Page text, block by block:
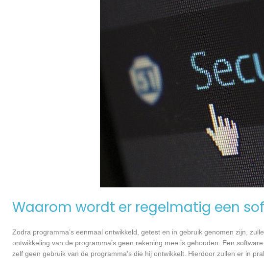
Waarom wordt er regelmatig een
Zodra programma’s eenmaal ontwikkeld, getest en in gebruik genomen zijn,
ontwikkeling van de programma’s geen rekening mee is gehouden. Een
zelf geen gebruik van de programma’s die hij ontwikkelt. Hierdoor zullen er in